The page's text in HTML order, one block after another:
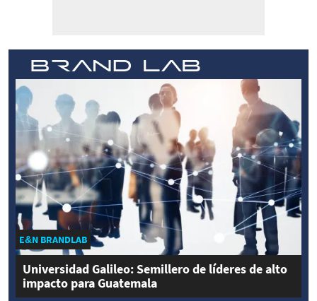
E&N BRANDLAB
Universidad Galileo: Semillero de líderes de alto
impacto para Guatemala